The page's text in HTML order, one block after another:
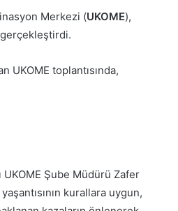
Merkezi (UKOME),
gerçekleştirdi.
UKOME toplantısında,
UKOME Şube Müdürü Zafer
kurallara uygun,